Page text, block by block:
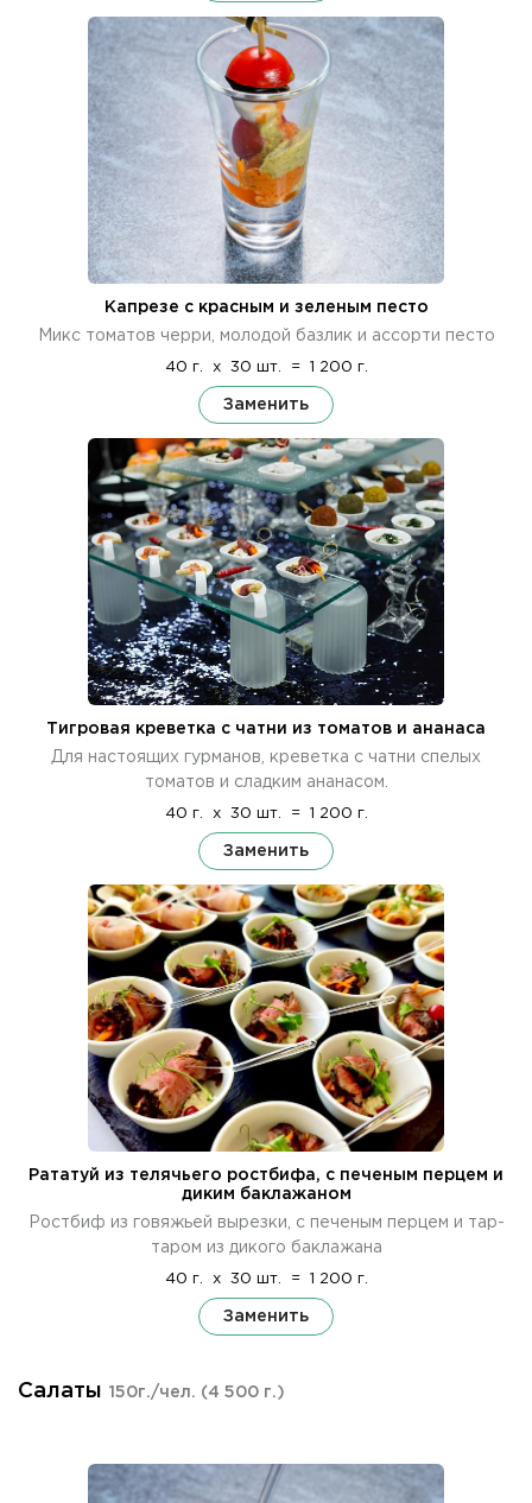
Капрезе с красным и зеленым песто
Микс томатов черри, молодой базлик и ассорти песто
40 г. x 30 шт. = 1 200 г.
Заменить
Тигровая креветка с чатни из томатов и ананаса
Для настоящих гурманов, креветка с чатни спелых
томатов и сладким ананасом.
40 г. x 30 шт. = 1 200 г.
Заменить
Рататуй из телячьего ростбифа, с печеным перцем и
диким баклажаном
Ростбиф из говяжьей вырезки, с печеным перцем и тар-
таром из дикого баклажана
40 г. x 30 шт. = 1 200 г.
Заменить
Салаты 150г./чел. (4 500 г.)